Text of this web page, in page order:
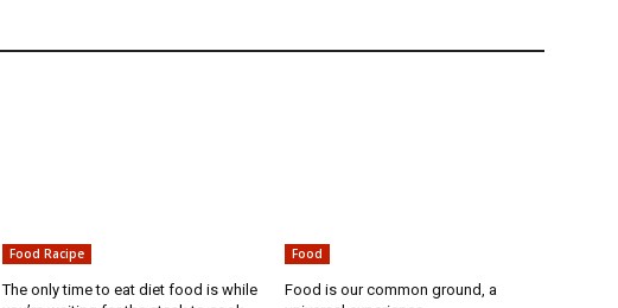
Food Racipe
The only time to eat diet food is while
Food
Food is our common ground, a